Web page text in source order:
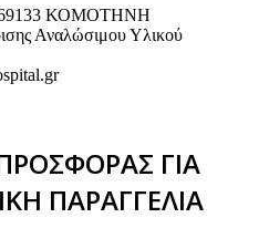
69133 ΚΟΜΟΤΗΝΗ
Αναλώσιμου Υλικού
ΓΙΑ
ΠΑΡΑΓΓΕΛΙΑ